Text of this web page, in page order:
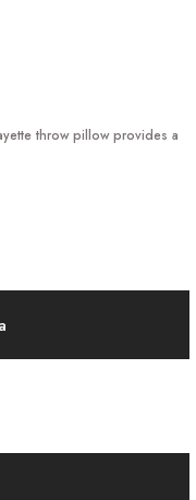
throw pillow provides a